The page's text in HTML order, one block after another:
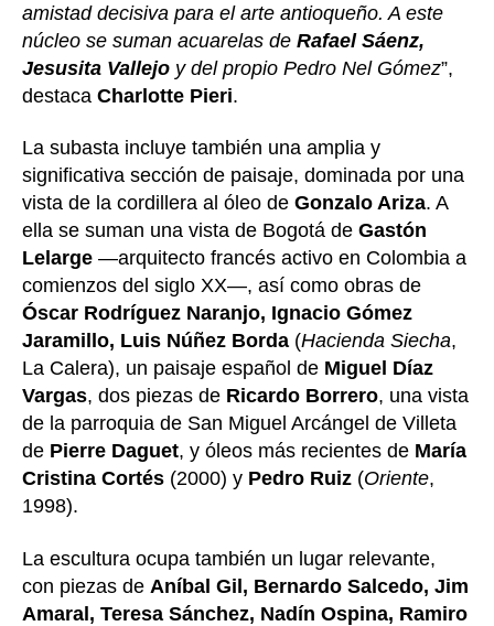
amistad decisiva para el arte antioqueño. A este
núcleo se suman acuarelas de Rafael Sáenz,
Jesusita Vallejo y del propio Pedro Nel Gómez”,
destaca Charlotte Pieri.
La subasta incluye también una amplia y
significativa sección de paisaje, dominada por una
vista de la cordillera al óleo de Gonzalo Ariza. A
ella se suman una vista de Bogotá de Gastón
Lelarge —arquitecto francés activo en Colombia a
comienzos del siglo XX—, así como obras de
Óscar Rodríguez Naranjo, Ignacio Gómez
Jaramillo, Luis Núñez Borda (Hacienda Siecha,
La Calera), un paisaje español de Miguel Díaz
Vargas, dos piezas de Ricardo Borrero, una vista
de la parroquia de San Miguel Arcángel de Villeta
de Pierre Daguet, y óleos más recientes de María
Cristina Cortés (2000) y Pedro Ruiz (Oriente,
1998).
La escultura ocupa también un lugar relevante,
con piezas de Aníbal Gil, Bernardo Salcedo, Jim
Amaral, Teresa Sánchez, Nadín Ospina, Ramiro